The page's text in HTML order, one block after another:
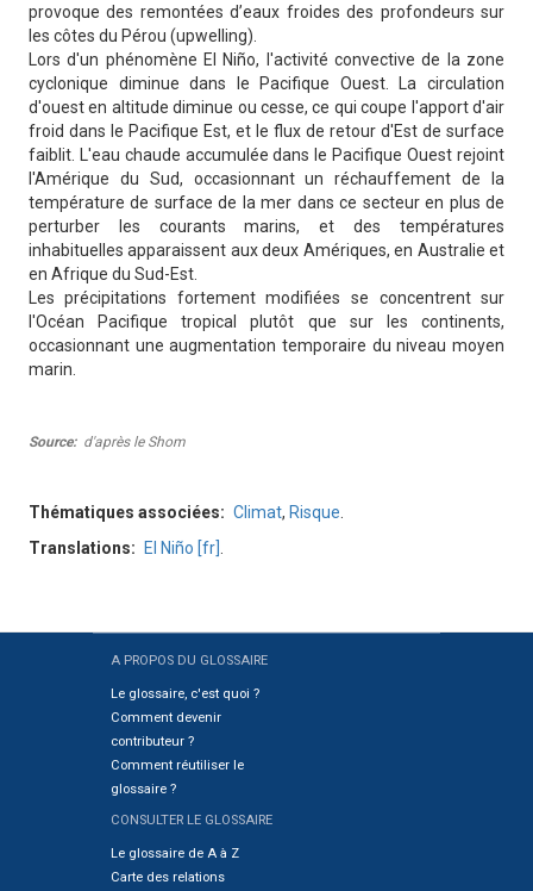
provoque des remontées d’eaux froides des profondeurs sur
les côtes du Pérou (upwelling).
Lors d'un phénomène El Niño, l'activité convective de la zone
cyclonique diminue dans le Pacifique Ouest. La circulation
d'ouest en altitude diminue ou cesse, ce qui coupe l'apport d'air
froid dans le Pacifique Est, et le flux de retour d'Est de surface
faiblit. L'eau chaude accumulée dans le Pacifique Ouest rejoint
l'Amérique du Sud, occasionnant un réchauffement de la
température de surface de la mer dans ce secteur en plus de
perturber les courants marins, et des températures
inhabituelles apparaissent aux deux Amériques, en Australie et
en Afrique du Sud-Est.
Les précipitations fortement modifiées se concentrent sur
l'Océan Pacifique tropical plutôt que sur les continents,
occasionnant une augmentation temporaire du niveau moyen
marin.
Source d'après le Shom
Thématiques associées Climat, Risque
Translations
El Niño [fr]
SitemapA PROPOS DU GLOSSAIRE
Le glossaire, c'est quoi ?
Comment devenir
contributeur ?
Comment réutiliser le
glossaire ?
CONSULTER LE GLOSSAIRE
Le glossaire de A à Z
Carte des relations